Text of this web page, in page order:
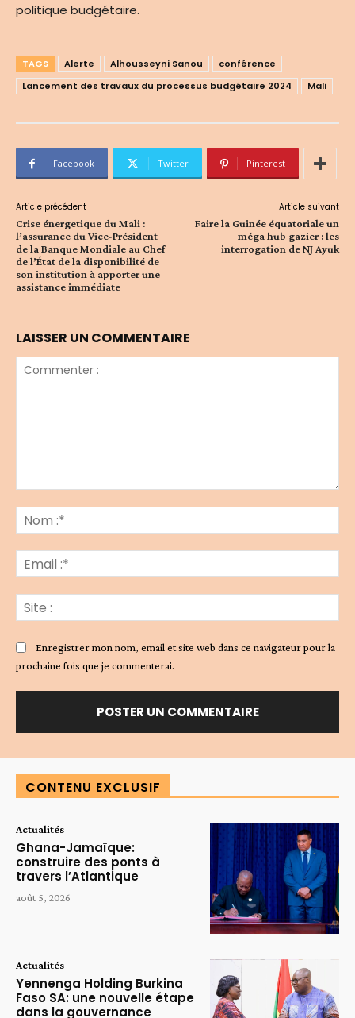
politique budgétaire.
TAGS Alerte Alhousseyni Sanou
conférence
Lancement des travaux du processus budgétaire 2024
Mali
Facebook Twitter Pinterest
Article précédent
Crise énergetique du Mali :
l’assurance du Vice-Président
de la Banque Mondiale au Chef
de l’État de la disponibilité de
son institution à apporter une
assistance immédiate
Article suivant
Faire la Guinée équatoriale un
méga hub gazier : les
interrogation de NJ Ayuk
LAISSER UN COMMENTAIRE
:*
:*
:
Enregistrer mon nom, email et site web dans ce navigateur pour la
prochaine fois que je commenterai.
CONTENU EXCLUSIF
Actualités
Ghana-Jamaïque:
construire des ponts à
travers l’Atlantique
août 5, 2026
Actualités
Yennenga Holding Burkina
Faso SA: une nouvelle étape
dans la gouvernance